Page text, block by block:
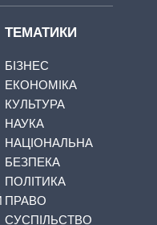
ТЕМАТИКИ
БІЗНЕС
ЕКОНОМІКА
КУЛЬТУРА
НАУКА
НАЦІОНАЛЬНА
БЕЗПЕКА
ПОЛІТИКА
ПРАВО
СУСПІЛЬСТВО